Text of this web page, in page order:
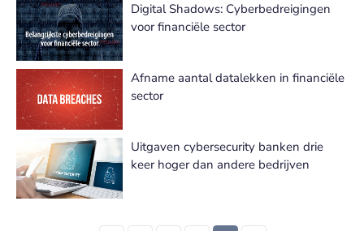
Digital Shadows: Cyberbedreigingen
voor financiële sector
Afname aantal datalekken in financiële
sector
Uitgaven cybersecurity banken drie
keer hoger dan andere bedrijven